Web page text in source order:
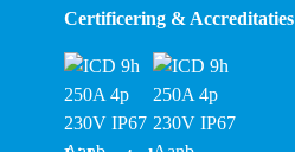
Certificering & Accreditaties